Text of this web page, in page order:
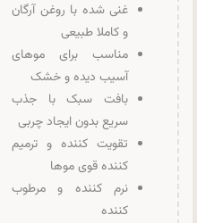
غنی شده با روغن آرگان
و کاملا طبیعی
مناسب برای موهای
آسیب دیده و خشک
بافت سبک با جذب
سریع بدون ایجاد چربی
تقویت کننده و ترمیم
کننده قوی موها
نرم کننده و مرطوب
کننده